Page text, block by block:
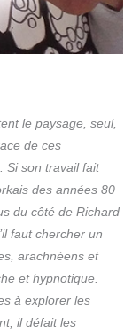
le paysage, seul,
de ces
Si son travail fait
des années 80
du côté de Richard
faut chercher un
arachnéens et
et hypnotique.
à explorer les
il défait les